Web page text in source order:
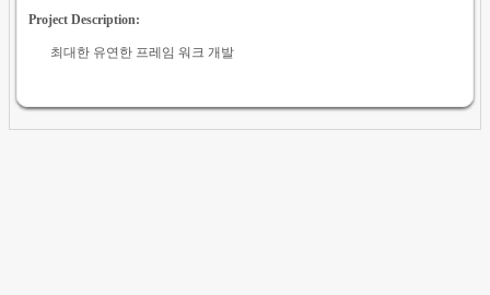
Project Description:
최대한 유연한 프레임 워크 개발